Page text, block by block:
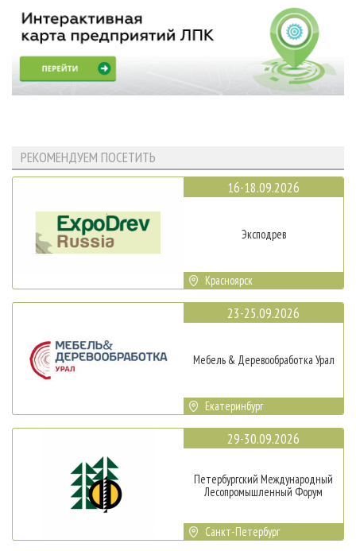
РЕКОМЕНДУЕМ ПОСЕТИТЬ
16-18.09.2026
Эксподрев
Красноярск
23-25.09.2026
Мебель & Деревообработка Урал
Екатеринбург
29-30.09.2026
Петербургский Международный
Лесопромышленный Форум
Санкт-Петербург